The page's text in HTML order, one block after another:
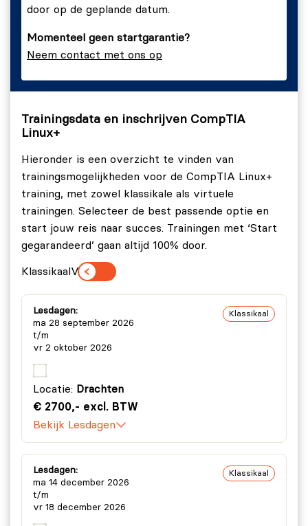
training.
De CompTIA Linux+ training biedt alle kennis die je
nodig hebt om Linux effectief te beheren en te
door op de geplande datum.
Momenteel geen startgarantie?
Neem contact met ons op
Trainingsdata en inschrijven CompTIA
Linux+
Hieronder is een overzicht te vinden van
trainingsmogelijkheden voor de CompTIA Linux+
training, met zowel klassikale als virtuele
trainingen. Selecteer de best passende optie en
start jouw reis naar succes. Trainingen met ‘Start
gegarandeerd’ gaan altijd 100% door.
Klassikaal Virtueel
Lesdagen:
ma 28 september 2026
t/m
vr 2 oktober 2026
Klassikaal
Locatie: Drachten
€ 2700,- excl. BTW
Bekijk Lesdagen
Lesdagen:
ma 14 december 2026
t/m
vr 18 december 2026
Klassikaal